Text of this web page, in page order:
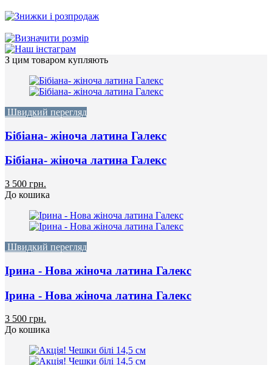
З цим товаром купляють
Швидкий перегляд
Бібіана- жіноча латина Галекс
Бібіана- жіноча латина Галекс
3 500 грн.
До кошика
Швидкий перегляд
Ірина - Нова жіноча латина Галекс
Ірина - Нова жіноча латина Галекс
3 500 грн.
До кошика